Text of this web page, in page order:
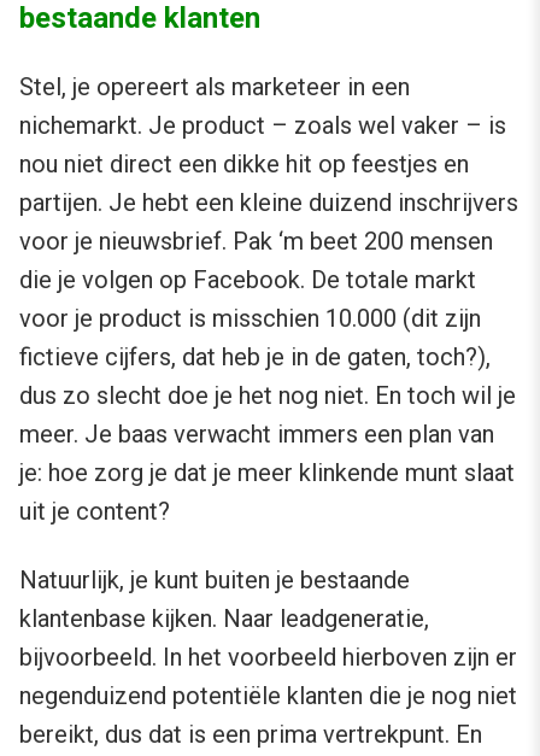
bestaande klanten
Stel, je opereert als marketeer in een
nichemarkt. Je product – zoals wel vaker – is
nou niet direct een dikke hit op feestjes en
partijen. Je hebt een kleine duizend inschrijvers
voor je nieuwsbrief. Pak ‘m beet 200 mensen
die je volgen op Facebook. De totale markt
voor je product is misschien 10.000 (dit zijn
fictieve cijfers, dat heb je in de gaten, toch?),
dus zo slecht doe je het nog niet. En toch wil je
meer. Je baas verwacht immers een plan van
je: hoe zorg je dat je meer klinkende munt slaat
uit je content?
Natuurlijk, je kunt buiten je bestaande
klantenbase kijken. Naar leadgeneratie,
bijvoorbeeld. In het voorbeeld hierboven zijn er
negenduizend potentiële klanten die je nog niet
bereikt, dus dat is een prima vertrekpunt. En